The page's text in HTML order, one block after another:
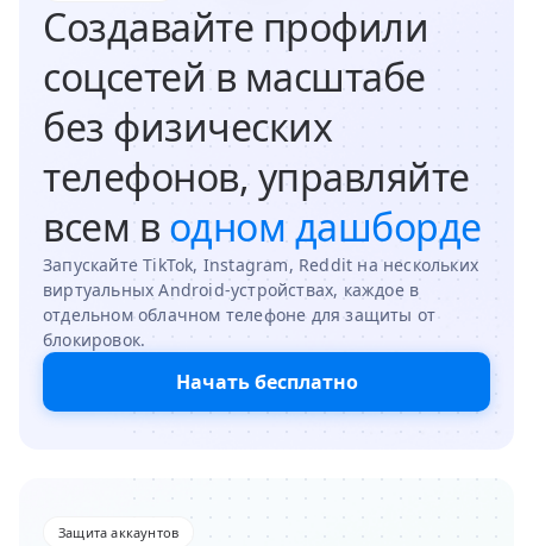
Создавайте профили
соцсетей в масштабе
без физических
телефонов, управляйте
всем в одном дашборде
Запускайте TikTok, Instagram, Reddit на нескольких
виртуальных Android-устройствах, каждое в
отдельном облачном телефоне для защиты от
блокировок.
Начать бесплатно
Защита аккаунтов